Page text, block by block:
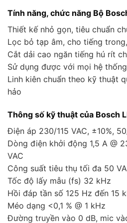
Tính năng, chức năng Bộ
Thiết kế nhỏ gọn, tiêu chuẩn
Lọc bỏ tạp âm, cho tiếng
Cắt dải cao ngăn tiếng hú rít
Sử dụng được với mọi hệ
Linh kiên chuẩn theo kỹ thuật
hảo
Thông số kỹ thuật của Bosch
Điện áp 230/115 VAC, ±10%,
Dòng điện khởi động 1,5 A @
VAC
Công suất tiêu thụ tối đa 50 VA
Tốc độ lấy mẫu (fs) 32 kHz
Hồi đáp tần số 125 Hz đến 15
Méo dạng <0,1 % @ 1 kHz
Đường truyền vào 0 dB, mic